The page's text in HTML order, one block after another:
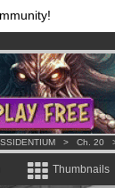
!Get
& mangas!.
> Ch. 20
Thumbnails